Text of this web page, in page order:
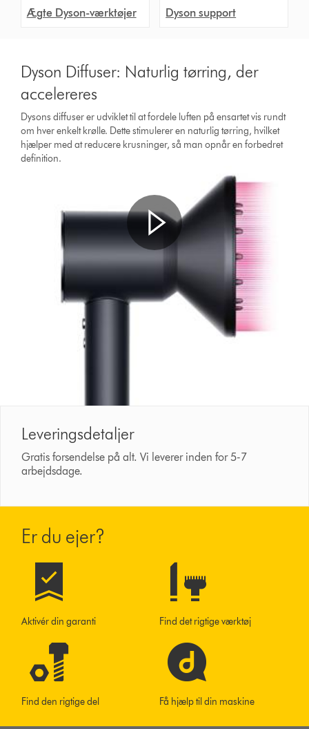
Ægte Dyson-værktøjer Dyson support
Dyson Diffuser: Naturlig tørring, der
accelereres
Dysons diffuser er udviklet til at fordele luften på ensartet vis rundt
om hver enkelt krølle. Dette stimulerer en naturlig tørring, hvilket
hjælper med at reducere krusninger, så man opnår en forbedret
definition.
Leveringsdetaljer
Gratis forsendelse på alt. Vi leverer inden for 5-7
arbejdsdage.
Er du ejer?
Aktivér din garanti Find det rigtige værktøj
Find den rigtige del Få hjælp til din maskine